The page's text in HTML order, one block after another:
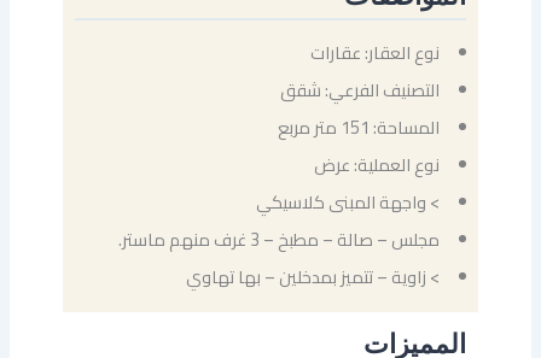
نوع العقار: عقارات
التصنيف الفرعي: شقق
المساحة: 151 متر مربع
نوع العملية: عرض
> واجهة المبنى كلاسيكي
مجلس – صالة – مطبخ – 3 غرف منهم ماستر.
> زاوية – تتميز بمدخلين – بها تهاوي
المميزات